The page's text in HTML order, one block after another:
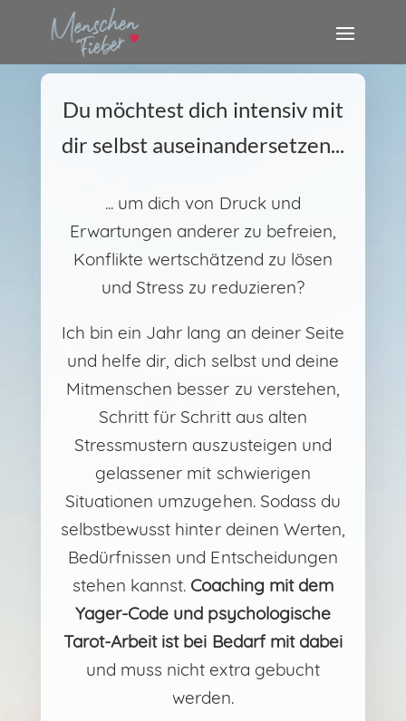
Du möchtest dich intensiv mit
dir selbst auseinandersetzen...
... um dich von Druck und
Erwartungen anderer zu befreien,
Konflikte wertschätzend zu lösen
und Stress zu reduzieren?
Ich bin ein Jahr lang an deiner Seite
und helfe dir, dich selbst und deine
Mitmenschen besser zu verstehen,
Schritt für Schritt aus alten
Stressmustern auszusteigen und
gelassener mit schwierigen
Situationen umzugehen. Sodass du
selbstbewusst hinter deinen Werten,
Bedürfnissen und Entscheidungen
stehen kannst. Coaching mit dem
Yager-Code und psychologische
Tarot-Arbeit ist bei Bedarf mit dabei
und muss nicht extra gebucht
werden.